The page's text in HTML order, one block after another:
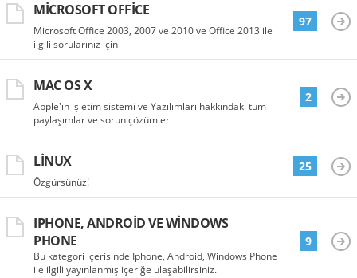
MICROSOFT OFFICE
Microsoft Office 2003, 2007 ve 2010 ve Office 2013 ile
ilgili sorularınız için
97
MAC OS X
Apple'ın işletim sistemi ve Yazılımları hakkındaki tüm
paylaşımlar ve sorun çözümleri
2
LINUX
Özgürsünüz!
25
IPHONE, ANDROID VE WINDOWS
PHONE
Bu kategori içerisinde Iphone, Android, Windows Phone
ile ilgili yayınlanmış içeriğe ulaşabilirsiniz.
9